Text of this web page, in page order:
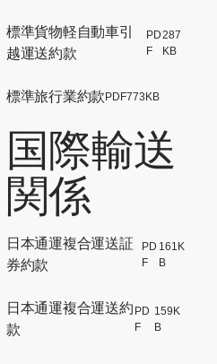
標準貨物軽自動車引
越運送約款
PD
F
287
KB
標準旅行業約款PDF773KB
[別ウィンドウでPDFファイルが開
[別ウィンドウでPDFファイルが開
国際輸送
関係
日本通運複合運送証
券約款
PD
F
161K
B
日本通運複合運送約
款
PD
F
159K
B